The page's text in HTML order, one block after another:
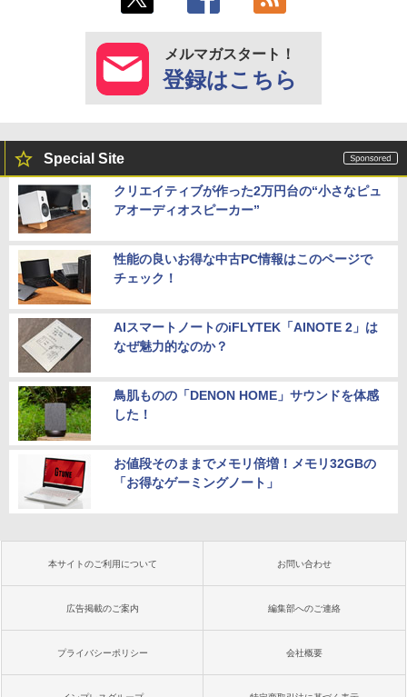
メルマガスタート！
登録はこちら
Special Site
クリエイティブが作った2万円台の“小さなピュ
アオーディオスピーカー”
性能の良いお得な中古PC情報はこのページで
チェック！
AIスマートノートのiFLYTEK「AINOTE 2」は
なぜ魅力的なのか？
鳥肌ものの「DENON HOME」サウンドを体感
した！
お値段そのままでメモリ倍増！メモリ32GBの
「お得なゲーミングノート」
本サイトのご利用について お問い合わせ
広告掲載のご案内 編集部へのご連絡
プライバシーポリシー 会社概要